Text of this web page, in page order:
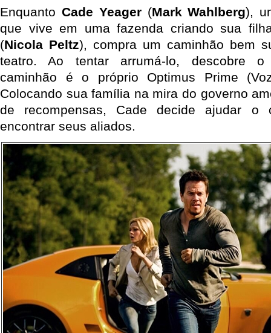
Enquanto Cade Yeager(Mark Wahlberg),
que vive em uma fazenda criando sua
(Nicola Peltz), compra um caminhão bem
teatro. Ao tentar arrumá-lo, descobre o
caminhão é o próprio Optimus Prime
Colocando sua família na mira do governo
de recompensas, Cade decide ajudar o
encontrar seus aliados.